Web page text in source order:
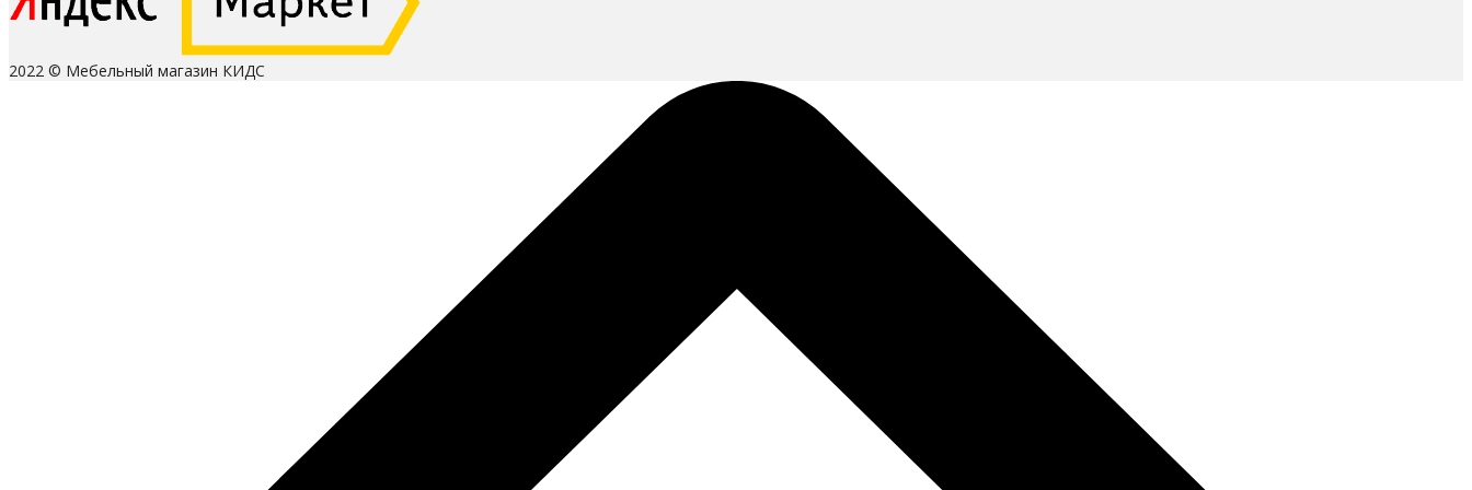
2022 © Мебельный магазин КИДС